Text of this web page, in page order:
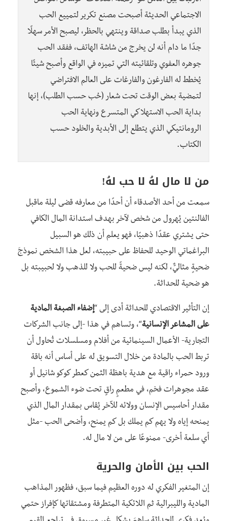
الاجتماعي الحديثة أصبحت مصنع تكرير لتمييع الحب
الذي يبدأ بطلب صداقة وينتهي بالحظر، ليصبح الأمر سهلًا
جدًا ما دام أنه لن يخرج من شاشة الهاتف، ففقد الحب
جوهره العفوي وتلقائيته التي تميزه في الواقع وأصبح شيئًا
يُخطط له الفارغون والفارغات على العالم الافتراضي
لتمضية بعض الوقت تحت شعار (حُب حسب الطلب)، إنها
بداية الحب الاستهلاكي المتسرع ونهاية الحب
الرومانتيكي الذي يتطلع إلى الأبدية والخلود حسب
الكتاب.
من لا مال لهُ لا حب لهُ!
سمعت من أحد الأصدقاء أن أحدًا من معارفه قضى ليلة ماقبل
الفالنتين يُهرول من شخص لآخر بهدف استدانة المال الكافي
حتى يشتري عقدًا ذهبيًا، فهو يعلم أن ذلك هو السبيل
البراغماتي الوحيد للحفاظ على حبيبته، لعل هذا الشخص نموذجَ
ضحيةٍ مثاليٌّ، لكنه ليس ضحيةً للحب ولا للذهب ولا لحبيبته بل
هو ضحية للحداثة.
إن التأثير الاقتصادي للحداثة أدى إلى “إضفاء الصبغة المادية
على المشاعر الإنسانية“، وتساهم في هذا -إلى جانب الشركات
التجارية- الأعمال السينمائية من أفلام ومسلسلات تُحاول أن
تربط الحب بالمادة من خلال التسويق له على أساس أنه باقة
ورود حمراء راقية مع هدية باهظة الثمن كعطر كوكو شانيل أو
عقد مجوهرات فخم، في مطعمٍ راقٍ تحت ضوء الشموع، وأصبح
مقدار أحاسيس الإنسان وولائه للآخر يُقاس بمقدار المال الذي
يمنحه إياه ولا يهم كم يملك بل كم يمنح، وأضحى الحب -مثل
أي سلعة أخرى- ممنوعًا على من لا مال له.
الحب بين الأمان والحرية
إن المتغير الفكري له دوره العظيم فيما سبق، فظهور المذاهب
المادية والليبرالية ثم اللائكية المتطرفة ومشتقاتها كإفراز حتمي